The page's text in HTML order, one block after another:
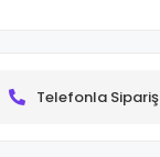
Telefonla Sipariş